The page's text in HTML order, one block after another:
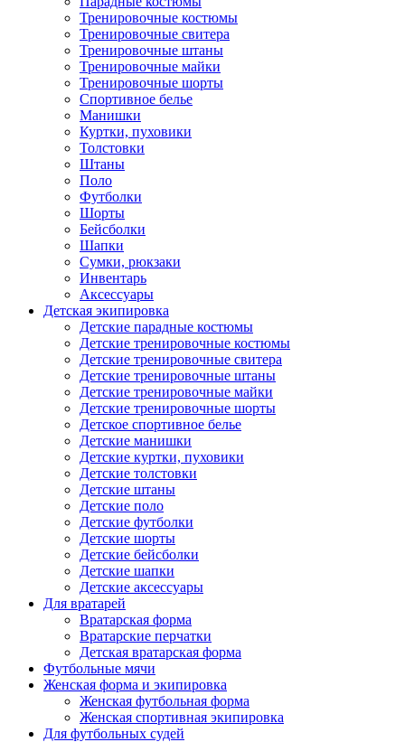
Тренировочные костюмы
Тренировочные свитера
Тренировочные штаны
Тренировочные майки
Тренировочные шорты
Спортивное белье
Манишки
Куртки, пуховики
Толстовки
Штаны
Поло
Футболки
Шорты
Бейсболки
Шапки
Сумки, рюкзаки
Инвентарь
Аксессуары
Детская экипировка
Детские парадные костюмы
Детские тренировочные костюмы
Детские тренировочные свитера
Детские тренировочные штаны
Детские тренировочные майки
Детские тренировочные шорты
Детское спортивное белье
Детские манишки
Детские куртки, пуховики
Детские толстовки
Детские штаны
Детские поло
Детские футболки
Детские шорты
Детские бейсболки
Детские шапки
Детские аксессуары
Для вратарей
Вратарская форма
Вратарские перчатки
Детская вратарская форма
Футбольные мячи
Женская форма и экипировка
Женская футбольная форма
Женская спортивная экипировка
Для футбольных судей